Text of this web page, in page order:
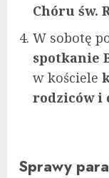
Chóru św.
W sobotę
spotkanie
w kościele
rodziców i
Sprawy